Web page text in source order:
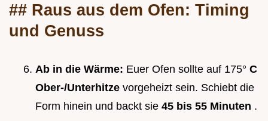
## Raus aus dem Ofen: Timing
und Genuss
Ab in die Wärme: Euer Ofen sollte auf 175° C
Ober-/Unterhitze vorgeheizt sein. Schiebt die
Form hinein und backt sie 45 bis 55 Minuten .